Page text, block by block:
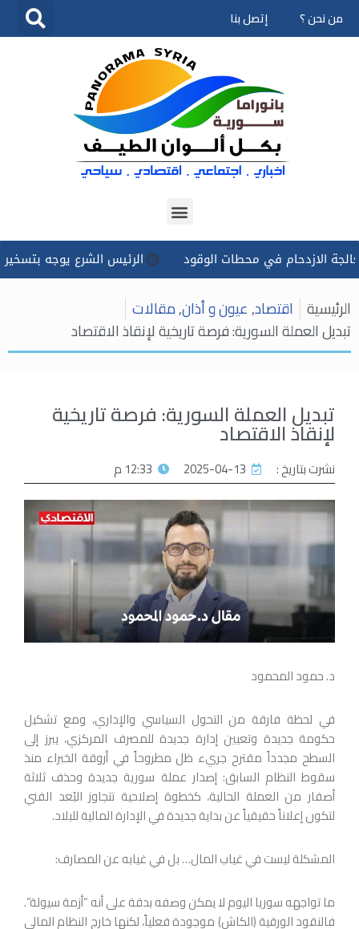
تخطى
من نحن ؟ إتصل بنا
في محطات الوقود الرئيس الشرع يوجه بتسخير كل
الرئيسية اقتصاد,عيون و أذان,مقالات
تبديل العملة السورية: فرصة تاريخية لإنقاذ الاقتصاد
تبديل العملة السورية: فرصة تاريخية
لإنقاذ الاقتصاد
نشرت بتاريخ : 2025-04-13 12:33 م
د. حمود المحمود
في لحظة فارقة من التحول السياسي والإداري، ومع تشكيل
حكومة جديدة وتعيين إدارة جديدة للمصرف المركزي، يبرز إلى
السطح مجدداً مقترح جريء ظل مطروحاً في أروقة الخبراء منذ
سقوط النظام السابق: إصدار عملة سورية جديدة وحذف ثلاثة
أصفار من العملة الحالية، كخطوة إصلاحية تتجاوز البُعد الفني
لتكون إعلاناً حقيقياً عن بداية جديدة في الإدارة المالية للبلاد.
المشكلة ليست في غياب المال… بل في غيابه عن المصارف:
ما تواجهه سوريا اليوم لا يمكن وصفه بدقة على أنه “أزمة سيولة”.
فالنقود الورقية (الكاش) موجودة فعلياً، لكنها خارج النظام المالي